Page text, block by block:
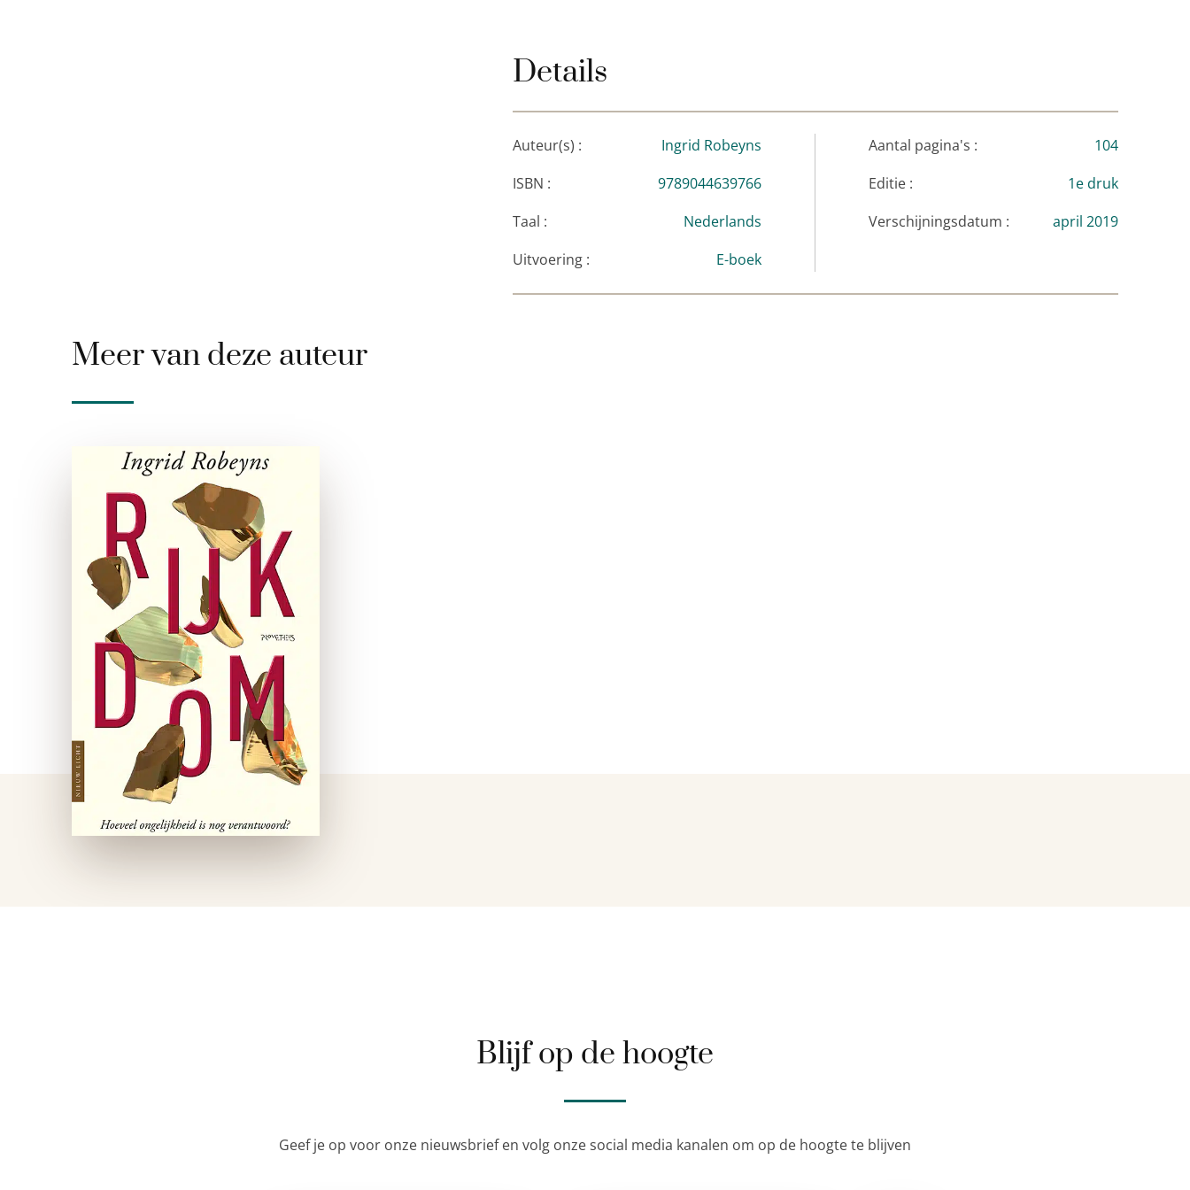
Details
Auteur(s) :
Ingrid Robeyns
ISBN :
9789044639766
Taal :
Nederlands
Uitvoering :
E-boek
Aantal pagina's :
104
Editie :
1e druk
Verschijningsdatum :
april 2019
Meer van deze auteur
Rijkdom
e-boek
In 2018 ging Jeff Bezos, de
oprichter van Amazon.com,
als eerste mens over de 100
miljarddollargrens. De
inkomensverschillen worden
wereldwijd groter. De
topman van Coca-Cola kreeg
het 427-voudige van de …
Blijf op de hoogte
Geef je op voor onze nieuwsbrief en volg onze social media kanalen om op de hoogte te blijven